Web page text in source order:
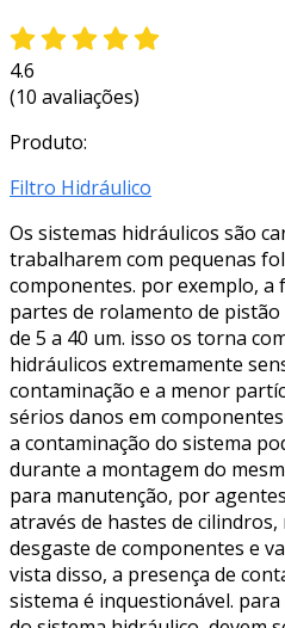
4.6
(10 avaliações)
Produto:
Filtro Hidráulico
Os sistemas hidráulicos são
trabalharem com pequenas
componentes. por exemplo, a
partes de rolamento de pistão
de 5 a 40 um. isso os torna
hidráulicos extremamente
contaminação e a menor
sérios danos em
a contaminação do sistema
durante a montagem do
para manutenção, por
através de hastes de
desgaste de componentes e
vista disso, a presença de
sistema é inquestionável.